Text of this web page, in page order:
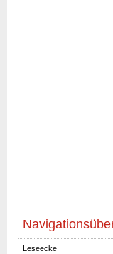
Leseecke